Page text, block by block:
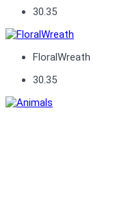
30.35
FloralWreath
30.35